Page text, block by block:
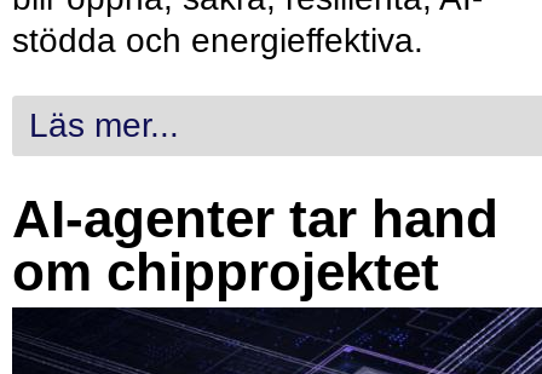
stödda och energieffektiva.
Läs mer...
AI-agenter tar hand
om chipprojektet